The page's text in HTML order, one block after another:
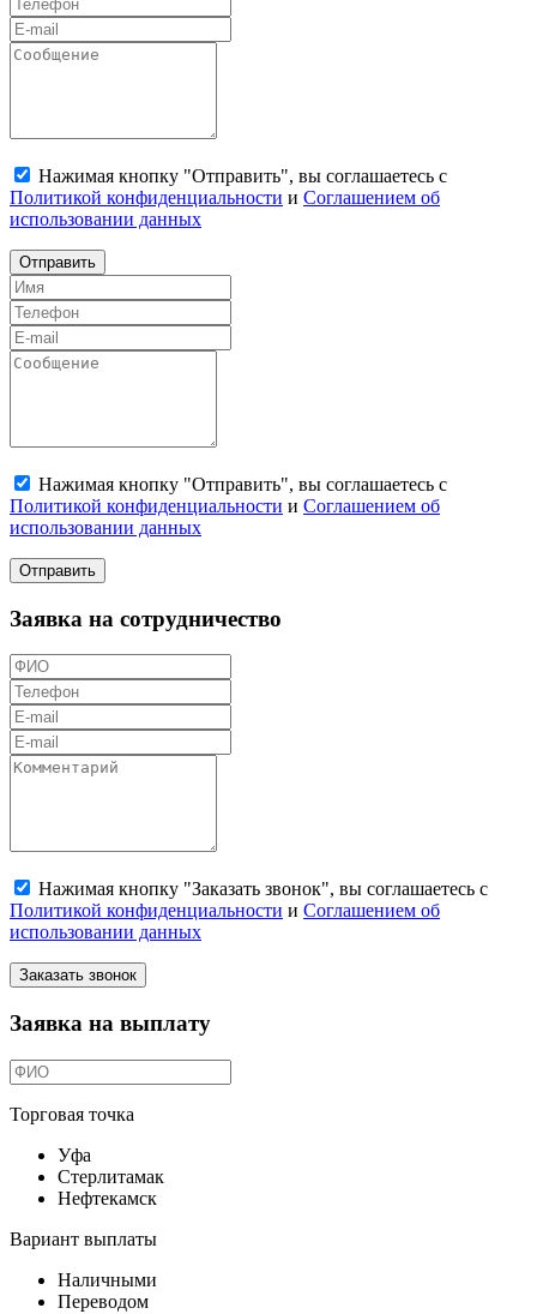
Нажимая кнопку "Отправить", вы соглашаетесь с
Политикой конфиденциальности и Соглашением об
использовании данных
Отправить
Нажимая кнопку "Отправить", вы соглашаетесь с
Политикой конфиденциальности и Соглашением об
использовании данных
Отправить
Заявка на сотрудничество
Нажимая кнопку "Заказать звонок", вы соглашаетесь с
Политикой конфиденциальности и Соглашением об
использовании данных
Заказать звонок
Заявка на выплату
Торговая точка
Уфа
Стерлитамак
Нефтекамск
Вариант выплаты
Наличными
Переводом